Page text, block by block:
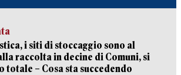
i siti di stoccaggio sono al
raccolta in decine di Comuni, si
totale – Cosa sta succedendo